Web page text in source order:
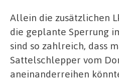
Allein die zusätzlichen
die geplante Sperrung
sind so zahlreich, dass
Sattelschlepper vom
aneinanderreihen